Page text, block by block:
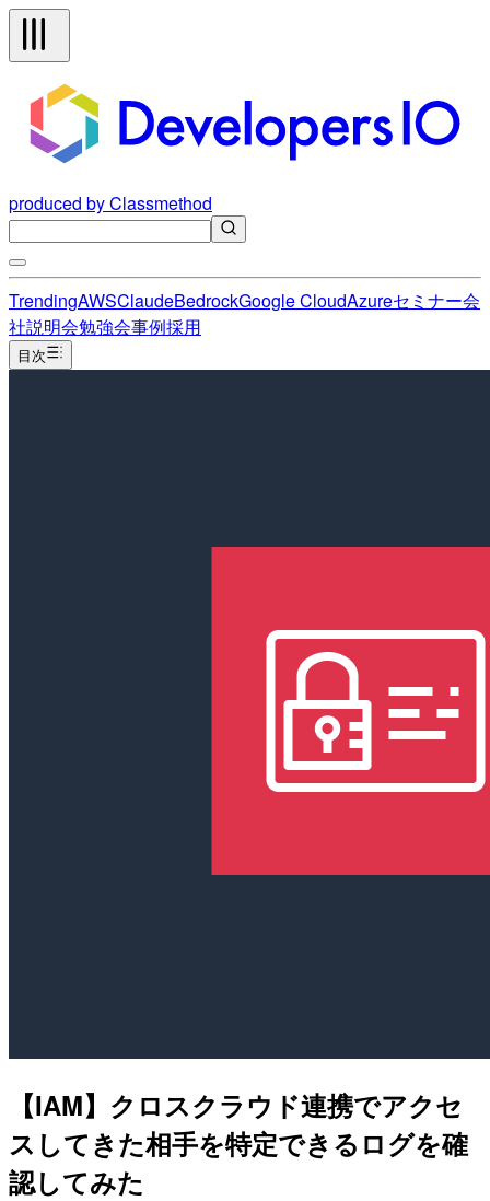
produced by Classmethod
TrendingAWSClaudeBedrockGoogle CloudAzureセミナー会
社説明会勉強会事例採用
目次
【IAM】クロスクラウド連携でアクセ
スしてきた相手を特定できるログを確
認してみた